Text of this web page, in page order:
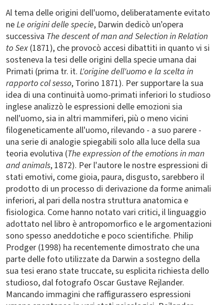
Al tema delle origini dell'uomo, deliberatamente evitato
neLe origini delle specie, Darwin dedicò un'opera
successiva The descent of man and Selection in Relation
to Sex (1871), che provocò accesi dibattiti in quanto vi si
sosteneva la tesi delle origini della specie umana dai
Primati (prima tr. it. L'origine dell'uomo e la scelta in
rapporto col sesso, Torino 1871). Per supportare la sua
idea di una continuità uomo-primati inferiori lo studioso
inglese analizzò le espressioni delle emozioni sia
nell'uomo, sia in altri mammiferi, più o meno vicini
filogeneticamente all'uomo, rilevando - a suo parere -
una serie di analogie spiegabili solo alla luce della sua
teoria evolutiva (The expression of the emotions in man
and animals, 1872). Per l'autore le nostre espressioni di
stati emotivi, come gioia, paura, disgusto, sarebbero il
prodotto di un processo di derivazione da forme animali
inferiori, al pari della nostra struttura anatomica e
fisiologica. Come hanno notato vari critici, il linguaggio
adottato nel libro è antropomorfico e le argomentazioni
sono spesso aneddotiche e poco scientifiche. Philip
Prodger (1998) ha recentemente dimostrato che una
parte delle foto utilizzate da Darwin a sostegno della
sua tesi erano state truccate, su esplicita richiesta dello
studioso, dal fotografo Oscar Gustave Rejlander.
Mancando immagini che raffigurassero espressioni